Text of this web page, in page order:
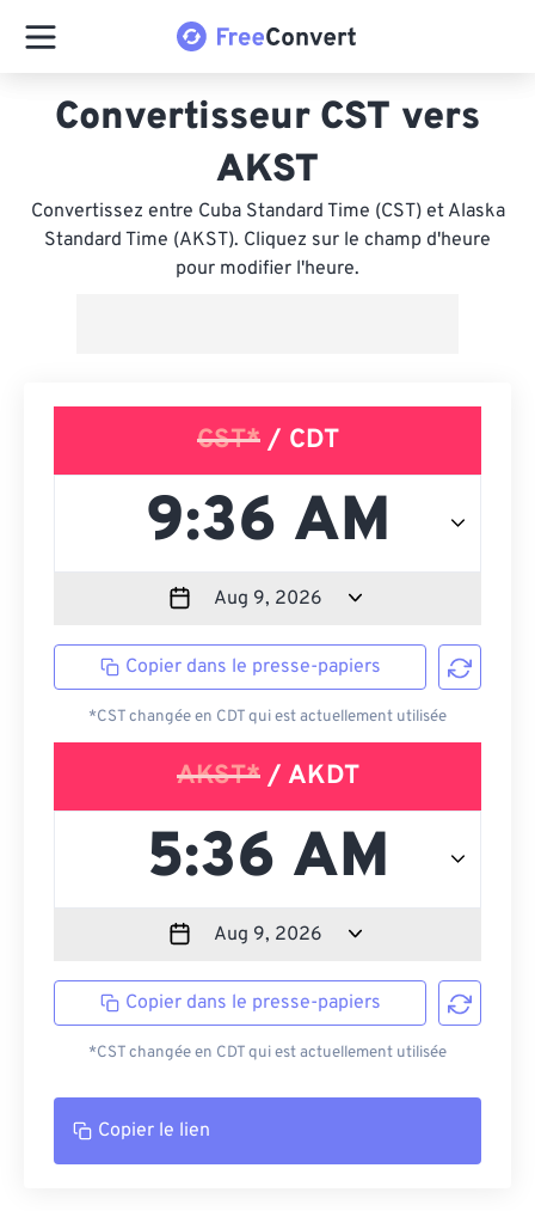
Convertisseur CST vers
AKST
Convertissez entre Cuba Standard Time (CST) et Alaska
Standard Time (AKST). Cliquez sur le champ d'heure
pour modifier l'heure.
CST*/ CDT
Copier dans le presse-papiers
*CST changée en CDT qui est actuellement utilisée
AKST*/ AKDT
Copier dans le presse-papiers
*CST changée en CDT qui est actuellement utilisée
Copier le lien